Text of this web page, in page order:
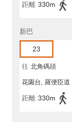
距離 330m
新巴
23
往 北角碼頭
花園台, 羅便臣道
距離 330m